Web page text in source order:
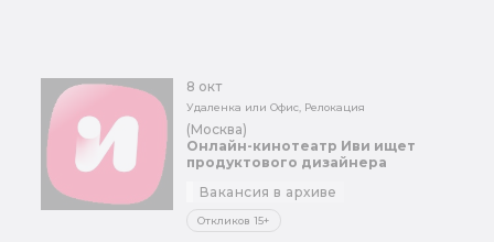
8 окт
Удаленка или Офис, Релокация
(Москва)
Онлайн-кинотеатр Иви ищет
продуктового дизайнера
Вакансия в архиве
Откликов 15+